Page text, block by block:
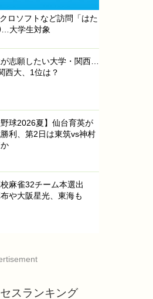
ロソフトなど訪問「はた
大学生対象
志願したい大学・関西…
西大、1位は？
野球2026夏】仙台育英が
利、第2日は東筑vs神村
麻雀32チーム本選出
や大阪星光、東海も
スランキング